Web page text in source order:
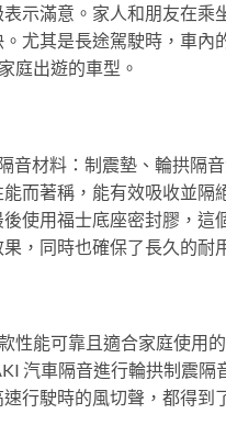
示滿意。家人和朋友在
尤其是長途駕駛時，車
庭出遊的車型。
音材料：制震墊、輪拱隔
而著稱，能有效吸收並
使用福士底座密封膠，
，同時也確保了長久的耐
性能可靠且適合家庭使用
汽車隔音進行輪拱制震
行駛時的風切聲，都得到